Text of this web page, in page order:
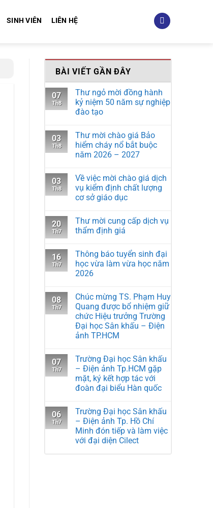
SINH VIÊN LIÊN HỆ
BÀI VIẾT GẦN ĐÂY
07
Th8
Thư ngỏ mời đồng hành
kỷ niệm 50 năm sự nghiệp
đào tạo
03
Th8
Thư mời chào giá Bảo
hiểm cháy nổ bắt buộc
năm 2026 – 2027
03
Th8
Về việc mời chào giá dịch
vụ kiểm định chất lượng
cơ sở giáo dục
20
Th7
Thư mời cung cấp dịch vụ
thẩm định giá
16
Th7
Thông báo tuyển sinh đại
học vừa làm vừa học năm
2026
08
Th7
Chúc mừng TS. Phạm Huy
Quang được bổ nhiệm giữ
chức Hiệu trưởng Trường
Đại học Sân khấu – Điện
ảnh TP.HCM
07
Th7
Trường Đại học Sân khấu
– Điện ảnh Tp.HCM gặp
mặt, ký kết hợp tác với
đoàn đại biểu Hàn quốc
06
Th7
Trường Đại học Sân khấu
– Điện ảnh Tp. Hồ Chí
Minh đón tiếp và làm việc
với đại diện Cilect